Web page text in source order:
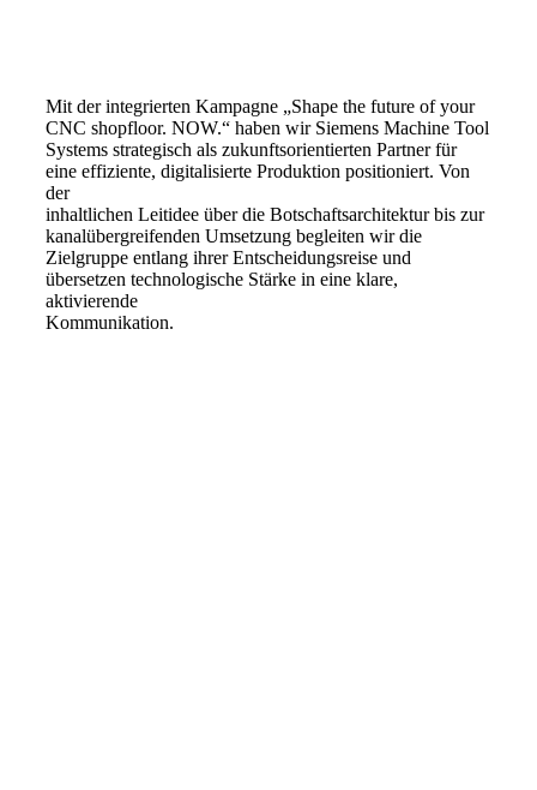
Mit der integrierten Kampagne „Shape the future of your
CNC shopfloor. NOW.“ haben wir Siemens Machine Tool
Systems strategisch als zukunftsorientierten Partner für
eine effiziente, digitalisierte Produktion positioniert. Von
der
inhaltlichen Leitidee über die Botschaftsarchitektur bis zur
kanalübergreifenden Umsetzung begleiten wir die
Zielgruppe entlang ihrer Entscheidungsreise und
übersetzen technologische Stärke in eine klare,
aktivierende
Kommunikation.